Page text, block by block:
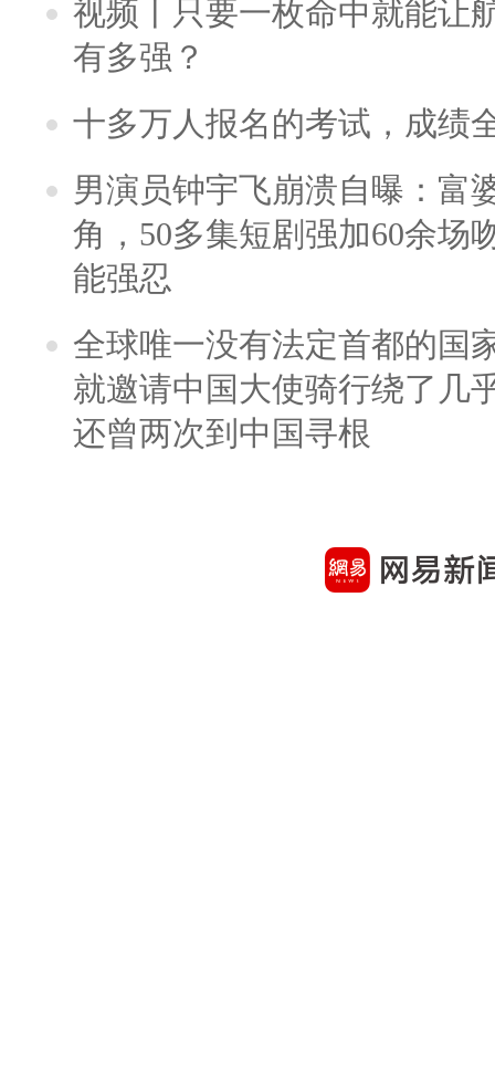
视频丨只要一枚命中就能让
有多强？
十多万人报名的考试，成绩
男演员钟宇飞崩溃自曝：富
角，50多集短剧强加60余场
能强忍
全球唯一没有法定首都的国
就邀请中国大使骑行绕了几
还曾两次到中国寻根